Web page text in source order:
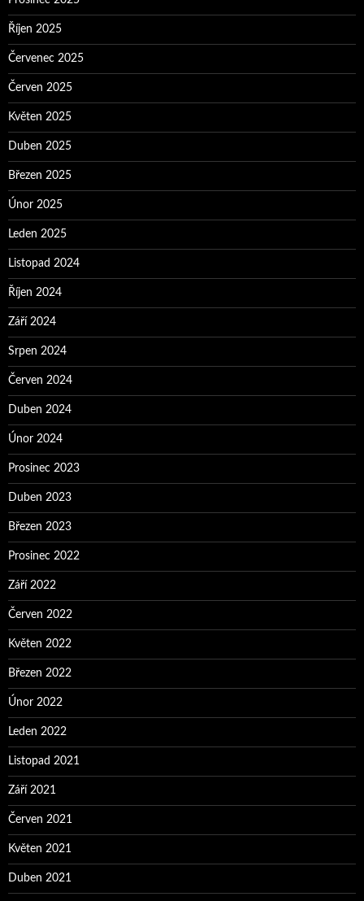
Říjen 2025
Červenec 2025
Červen 2025
Květen 2025
Duben 2025
Březen 2025
Únor 2025
Leden 2025
Listopad 2024
Říjen 2024
Září 2024
Srpen 2024
Červen 2024
Duben 2024
Únor 2024
Prosinec 2023
Duben 2023
Březen 2023
Prosinec 2022
Září 2022
Červen 2022
Květen 2022
Březen 2022
Únor 2022
Leden 2022
Listopad 2021
Září 2021
Červen 2021
Květen 2021
Duben 2021